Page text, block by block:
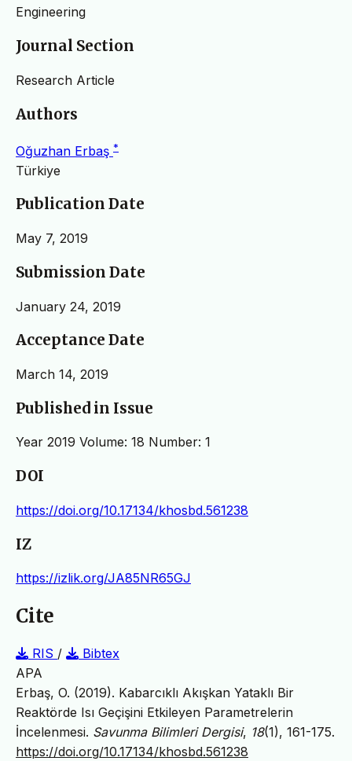
Engineering
Journal Section
Research Article
Authors
Oğuzhan Erbaş *
Türkiye
Publication Date
May 7, 2019
Submission Date
January 24, 2019
Acceptance Date
March 14, 2019
Published in Issue
Year 2019 Volume: 18 Number: 1
DOI
https://doi.org/10.17134/khosbd.561238
IZ
https://izlik.org/JA85NR65GJ
Cite
RIS /
Bibtex
APA
Erbaş, O. (2019). Kabarcıklı Akışkan Yataklı Bir
Reaktörde Isı Geçişini Etkileyen Parametrelerin
İncelenmesi. Savunma Bilimleri Dergisi, 18(1), 161-175.
https://doi.org/10.17134/khosbd.561238